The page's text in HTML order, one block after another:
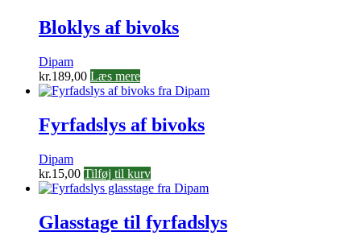
Bloklys af bivoks
Dipam
kr.189,00 Læs mere
Fyrfadslys af bivoks
Dipam
kr.15,00 Tilføj til kurv
Glasstage til fyrfadslys